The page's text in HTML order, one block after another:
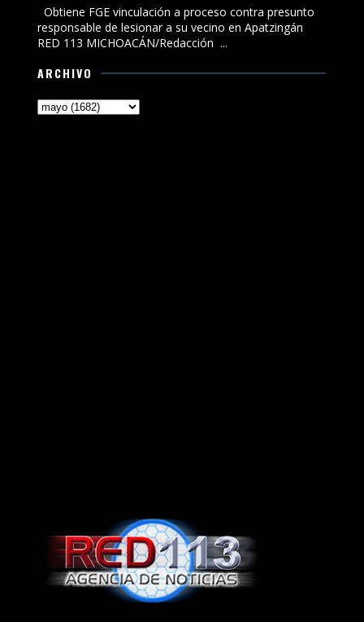
Obtiene FGE vinculación a proceso contra presunto
responsable de lesionar a su vecino en Apatzingán
RED 113 MICHOACÁN/Redacción ...
ARCHIVO